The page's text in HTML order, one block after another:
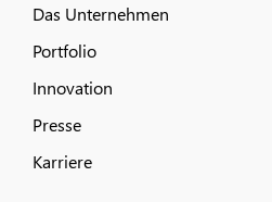
Das Unternehmen
Portfolio
Innovation
Presse
Karriere